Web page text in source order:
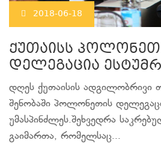
2018-06-18
ქუთაისს
დელეგაცია
დღეს ქუთაისის ადგილობრივი
შენობაში პოლონეთის
უმასპინძლეს.შეხვედრა
გაიმართა, რომელსაც...